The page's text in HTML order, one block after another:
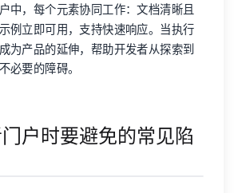
中，每个元素协同工作：文档清晰且
例立即可用，支持快速响应。当执行
为产品的延伸，帮助开发者从探索到
必要的障碍。
户时要避免的常见陷